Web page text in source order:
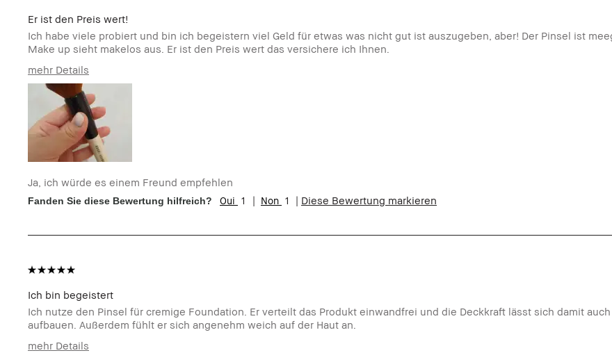
Er ist den Preis wert!
Ich habe viele probiert und bin ich begeistern viel Geld für etwas was nicht gut ist auszugeben, aber! Der Pinsel ist
Make up sieht makelos aus. Er ist den Preis wert das versichere ich Ihnen.
mehr Details
Wie alt bist du?
Hauttyp
Hautton
Hautbedürfnis(se)
Produktvorteile
Long-Wear, Natürlich schmeichelnd, Natürlicher Glow, Tragbar
Ja, ich würde es einem Freund empfehlen
Fanden Sie diese Bewertung hilfreich? 1 1 Diese Bewertung markieren
Ich bin begeistert
Ich nutze den Pinsel für cremige Foundation. Er verteilt das Produkt einwandfrei und die Deckkraft lässt sich damit
aufbauen. Außerdem fühlt er sich angenehm weich auf der Haut an.
mehr Details